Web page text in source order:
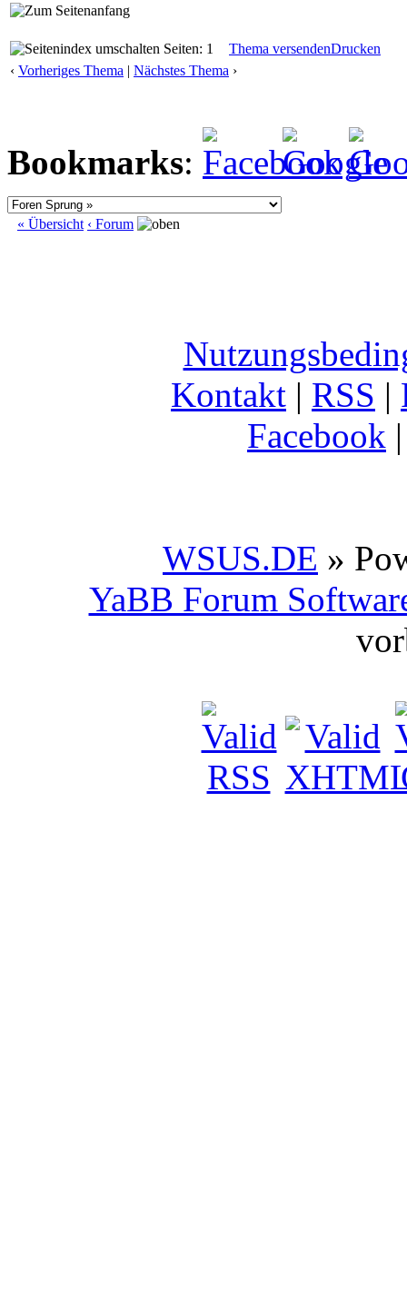
Seiten: 1 Thema versendenDrucken
‹ Vorheriges Thema | Nächstes Thema ›
Bookmarks:
« Übersicht ‹ Forum
Kontakt | RSS |
Facebook
WSUS.DE »
YaBB Forum